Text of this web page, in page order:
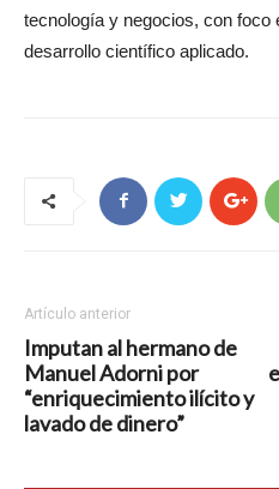
tecnología y negocios, con foco
desarrollo científico aplicado.
Artículo anterior
Imputan al hermano de
Manuel Adorni por
“enriquecimiento ilícito y
lavado de dinero”